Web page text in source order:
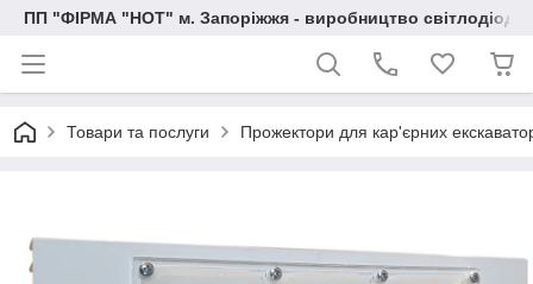
ПП "ФІРМА "НОТ" м. Запоріжжя - виробництво
Товари та послуги Прожектори для кар'єрних